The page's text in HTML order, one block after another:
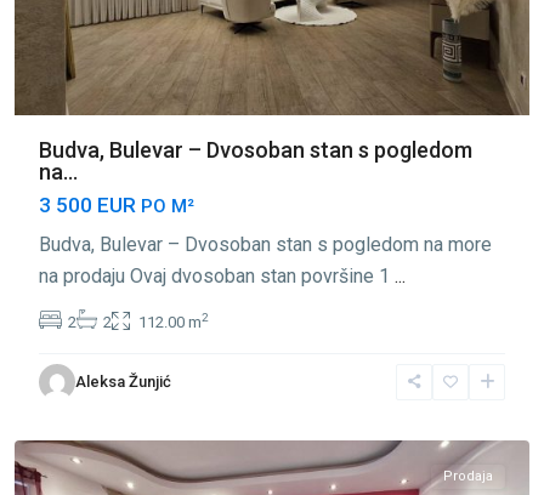
Budva, Bulevar – Dvosoban stan s pogledom
na...
3 500 EUR PO M²
Budva, Bulevar – Dvosoban stan s pogledom na more
na prodaju Ovaj dvosoban stan površine 1 ...
2 2 112.00 m2
Aleksa Žunjić
Centar
Budva,
Prodaja